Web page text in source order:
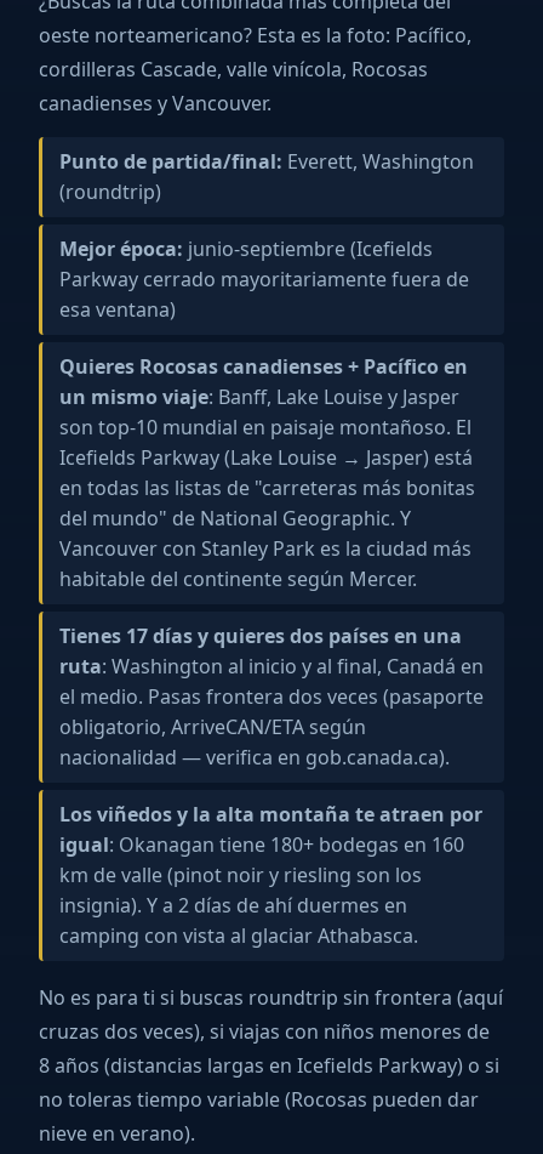
oeste norteamericano? Esta es la foto: Pacífico,
cordilleras Cascade, valle vinícola, Rocosas
canadienses y Vancouver.
Punto de partida/final: Everett, Washington
(roundtrip)
Mejor época: junio-septiembre (Icefields
Parkway cerrado mayoritariamente fuera de
esa ventana)
Quieres Rocosas canadienses + Pacífico en
un mismo viaje: Banff, Lake Louise y Jasper
son top-10 mundial en paisaje montañoso. El
Icefields Parkway (Lake Louise → Jasper) está
en todas las listas de "carreteras más bonitas
del mundo" de National Geographic. Y
Vancouver con Stanley Park es la ciudad más
habitable del continente según Mercer.
Tienes 17 días y quieres dos países en una
ruta: Washington al inicio y al final, Canadá en
el medio. Pasas frontera dos veces (pasaporte
obligatorio, ArriveCAN/ETA según
nacionalidad — verifica en gob.canada.ca).
Los viñedos y la alta montaña te atraen por
igual: Okanagan tiene 180+ bodegas en 160
km de valle (pinot noir y riesling son los
insignia). Y a 2 días de ahí duermes en
camping con vista al glaciar Athabasca.
No es para ti si buscas roundtrip sin frontera (aquí
cruzas dos veces), si viajas con niños menores de
8 años (distancias largas en Icefields Parkway) o si
no toleras tiempo variable (Rocosas pueden dar
nieve en verano).